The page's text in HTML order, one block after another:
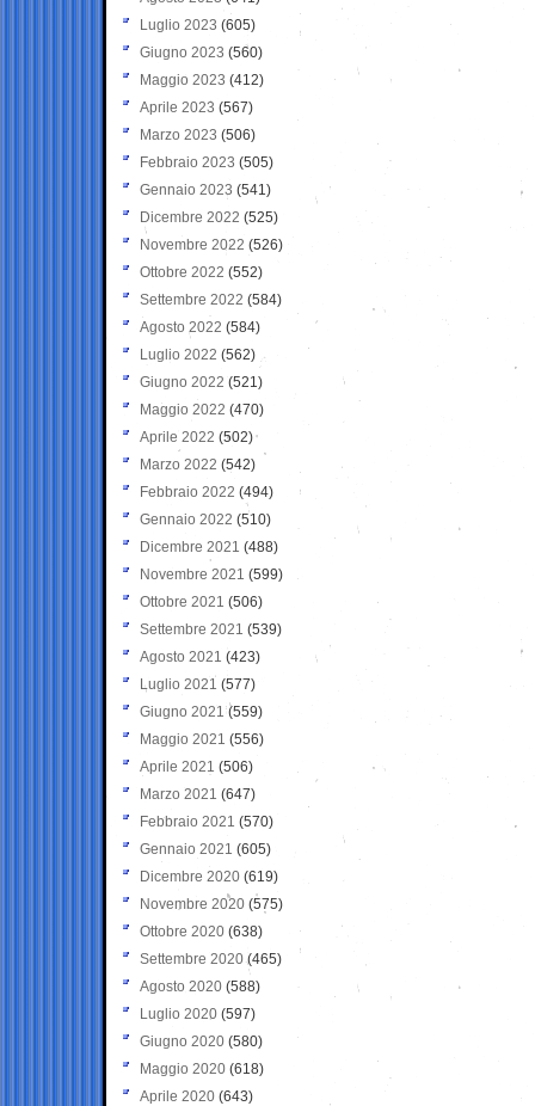
Luglio 2023 (605)
Giugno 2023 (560)
Maggio 2023 (412)
Aprile 2023 (567)
Marzo 2023 (506)
Febbraio 2023 (505)
Gennaio 2023 (541)
Dicembre 2022 (525)
Novembre 2022 (526)
Ottobre 2022 (552)
Settembre 2022 (584)
Agosto 2022 (584)
Luglio 2022 (562)
Giugno 2022 (521)
Maggio 2022 (470)
Aprile 2022 (502)
Marzo 2022 (542)
Febbraio 2022 (494)
Gennaio 2022 (510)
Dicembre 2021 (488)
Novembre 2021 (599)
Ottobre 2021 (506)
Settembre 2021 (539)
Agosto 2021 (423)
Luglio 2021 (577)
Giugno 2021(559)
Maggio 2021 (556)
Aprile 2021 (506)
Marzo 2021 (647)
Febbraio 2021 (570)
Gennaio 2021 (605)
Dicembre 2020 (619)
Novembre 2020 (575)
Ottobre 2020 (638)
Settembre 2020(465)
Agosto 2020 (588)
Luglio 2020 (597)
Giugno 2020 (580)
Maggio 2020 (618)
Aprile 2020 (643)